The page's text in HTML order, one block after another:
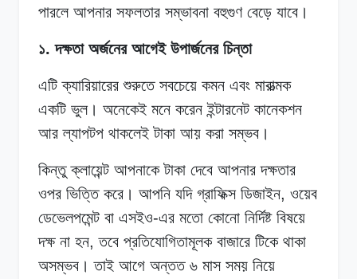
পারলে আপনার সফলতার সম্ভাবনা বহুগুণ বেড়ে যাবে।
১. দক্ষতা অর্জনের আগেই উপার্জনের চিন্তা
এটি ক্যারিয়ারের শুরুতে সবচেয়ে কমন এবং মারাত্মক
একটি ভুল। অনেকেই মনে করেন ইন্টারনেট কানেকশন
আর ল্যাপটপ থাকলেই টাকা আয় করা সম্ভব।
কিন্তু ক্লায়েন্ট আপনাকে টাকা দেবে আপনার দক্ষতার
ওপর ভিত্তি করে। আপনি যদি গ্রাফিক্স ডিজাইন, ওয়েব
ডেভেলপমেন্ট বা এসইও-এর মতো কোনো নির্দিষ্ট বিষয়ে
দক্ষ না হন, তবে প্রতিযোগিতামূলক বাজারে টিকে থাকা
অসম্ভব। তাই আগে অন্তত ৬ মাস সময় নিয়ে